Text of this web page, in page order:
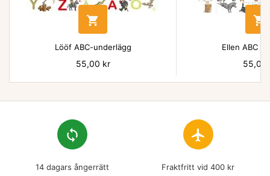

Lööf ABC-underlägg
Pris
55,00 kr

Ellen ABC
Pris
55,00
loop
14 dagars ångerrätt
flight
Fraktfritt vid 400 kr